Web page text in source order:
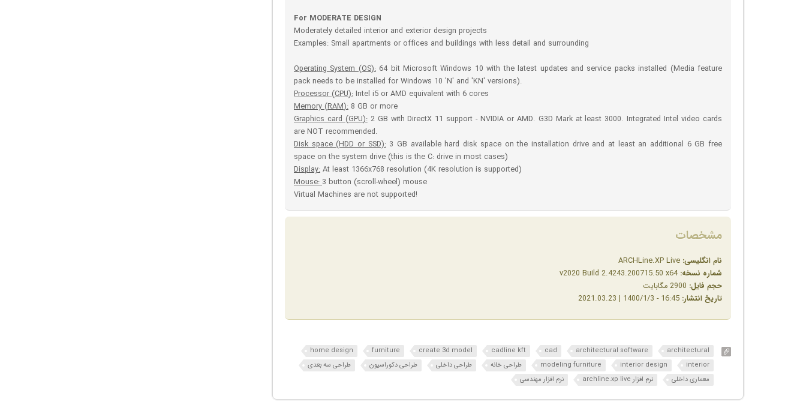
For MODERATE DESIGN
Moderately detailed interior and exterior design projects
Examples: Small apartments or offices and buildings with less detail and surrounding
Operating System (OS):64 bit Microsoft Windows 10 with the latest updates and service packs installed (Media feature
pack needs to be installed for Windows 10 'N' and 'KN' versions).
Processor (CPU): Intel i5 or AMD equivalent with 6 cores
Memory (RAM): 8 GB or more
Graphics card (GPU):2 GB with DirectX 11 support - NVIDIA or AMD. G3D Mark at least 3000. Integrated Intel video cards
are NOT recommended.
Disk space (HDD or SSD):3 GB available hard disk space on the installation drive and at least an additional 6 GB free
space on the system drive (this is the C: drive in most cases)
Display: At least 1366x768 resolution (4K resolution is supported)
Mouse:3 button (scroll-wheel) mouse
Virtual Machines are not supported!
مشخصات
نام انگلیسی:
شماره نسخه: v2020 Build 2.4243.200715.50 x64
حجم فایل:
تاریخ انتشار:
architectural
architectural software
cad
cadline kft
create 3d model
furniture
home design
interior
interior design
modeling furniture طراحی خانه طراحی داخلی طراحی دکوراسیون
طراحی سه بعدی
معماری داخلی
نرم افزار archline.xp live نرم افزار مهندسی